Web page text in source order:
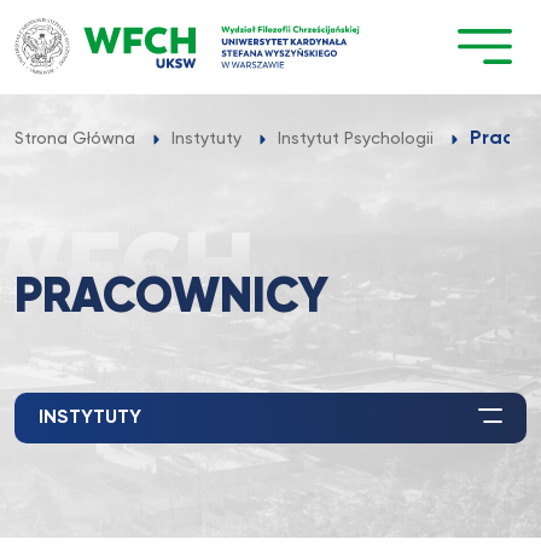
Przejdź
do
treści
Strona Główna Instytuty Instytut Psychologii
PRACOWNICY
INSTYTUTY